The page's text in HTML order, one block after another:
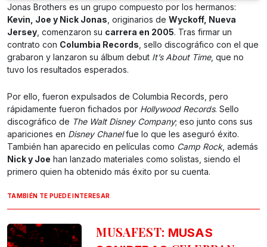
Jonas Brothers es un grupo compuesto por los hermanos:
Kevin, Joe y Nick Jonas , originarios de Wyckoff, Nueva
Jersey , comenzaron su carrera en 2005. Tras firmar un
contrato con Columbia Records , sello discográfico con el que
grabaron y lanzaron su álbum debut It’s About Time, que no
tuvo los resultados esperados.
Por ello, fueron expulsados de Columbia Records, pero
rápidamente fueron fichados por Hollywood Records. Sello
discográfico de The Walt Disney Company; eso junto cons sus
apariciones en Disney Chanelfue lo que les aseguró éxito.
También han aparecido en películas como Camp Rock, además
Nick y Joe han lanzado materiales como solistas, siendo el
primero quien ha obtenido más éxito por su cuenta.
TAMBIÉN TE PUEDE INTERESAR
MUSAFEST: MUSAS